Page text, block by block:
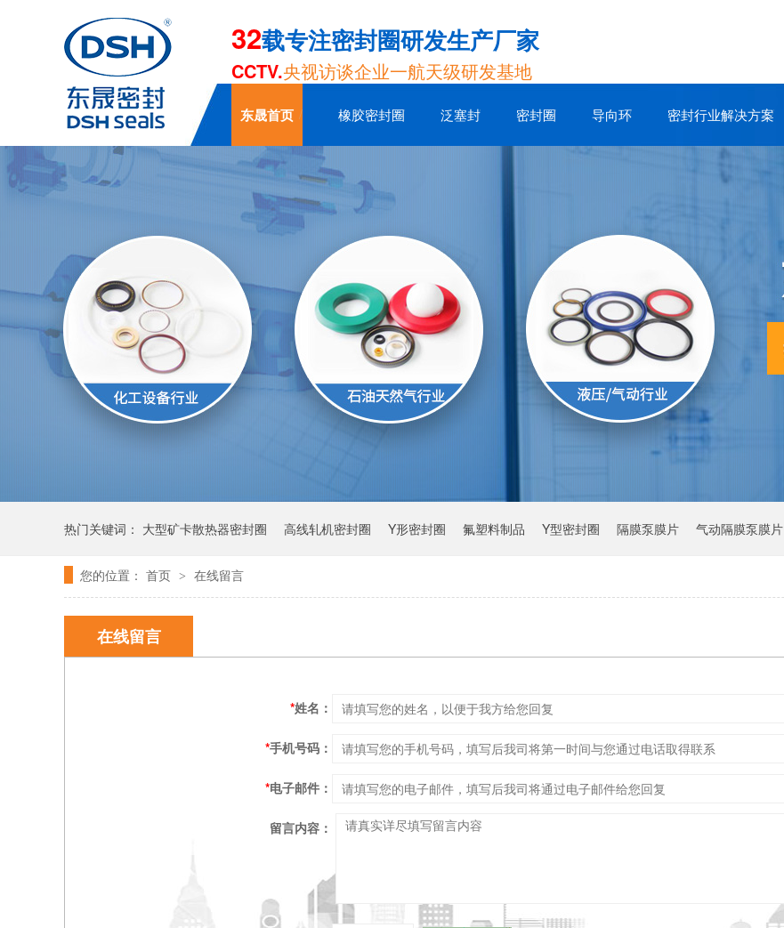
32载专注密封圈研发生产厂家
CCTV.央视访谈企业一航天级研发基地
东晟首页 橡胶密封圈 泛塞封 密封圈 导向环 密封行业解决方案
热门关键词： 大型矿卡散热器密封圈 高线轧机密封圈 Y形密封圈 氟塑料制品 Y型密封圈 隔膜泵膜片 气动隔膜泵膜片
膜片 气动泵膜片
您的位置： 首页 > 在线留言
在线留言
*姓名：
*手机号码：
*电子邮件：
留言内容：